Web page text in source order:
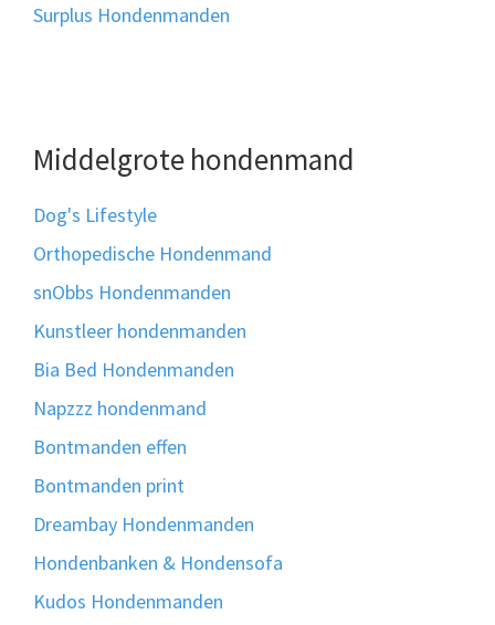
Surplus Hondenmanden
Middelgrote hondenmand
Dog's Lifestyle
Orthopedische Hondenmand
snObbs Hondenmanden
Kunstleer hondenmanden
Bia Bed Hondenmanden
Napzzz hondenmand
Bontmanden effen
Bontmanden print
Dreambay Hondenmanden
Hondenbanken & Hondensofa
Kudos Hondenmanden